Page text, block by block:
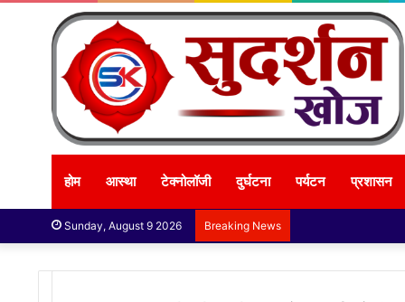
होम आस्था टेक्नोलॉजी दुर्घटना पर्यटन प्रशासन
Sunday, August 9 2026 Breaking News